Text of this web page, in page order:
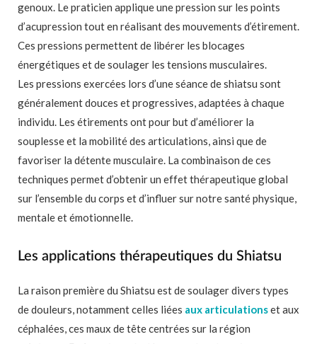
genoux. Le praticien applique une pression sur les points
d’acupression tout en réalisant des mouvements d’étirement.
Ces pressions permettent de libérer les blocages
énergétiques et de soulager les tensions musculaires.
Les pressions exercées lors d’une séance de shiatsu sont
généralement douces et progressives, adaptées à chaque
individu. Les étirements ont pour but d’améliorer la
souplesse et la mobilité des articulations, ainsi que de
favoriser la détente musculaire. La combinaison de ces
techniques permet d’obtenir un effet thérapeutique global
sur l’ensemble du corps et d’influer sur notre santé physique,
mentale et émotionnelle.
Les applications thérapeutiques du Shiatsu
La raison première du Shiatsu est de soulager divers types
de douleurs, notamment celles liées aux articulationset aux
céphalées, ces maux de tête centrées sur la région